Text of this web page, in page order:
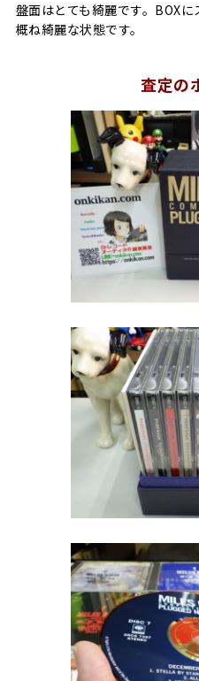
盤面はとても綺麗です。BOX
概ね綺麗な状態です。
査定の